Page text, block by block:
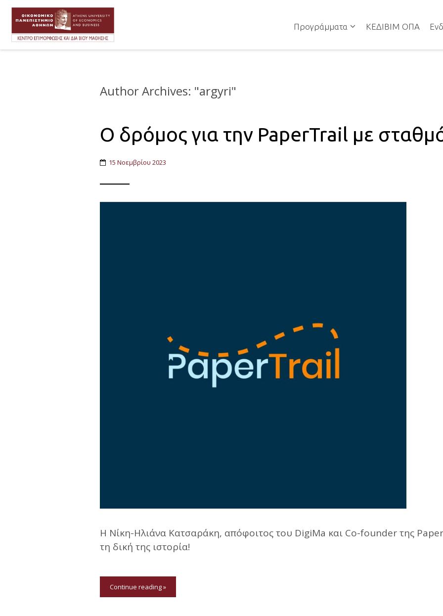
Προγράμματα ΚΕΔΙΒΙΜ ΟΠΑ
Author Archives: "argyri"
O δρόμος για την PaperTrail με
15 Νοεμβρίου 2023
Η Νίκη-Ηλιάνα Κατσαράκη, απόφοιτος του DigiMa και Co-founder της
τη δική της ιστορία!
Continue reading »